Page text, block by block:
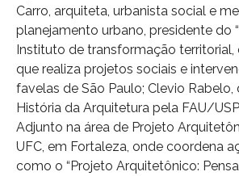
Carro, arquiteta, urbanista social e
planejamento urbano, presidente do
Instituto de transformação territorial,
que realiza projetos sociais e
favelas de São Paulo; Clevio
História da Arquitetura pela FAU/
Adjunto na área de Projeto
UFC, em Fortaleza, onde coordena
como o “Projeto Arquitetônico: